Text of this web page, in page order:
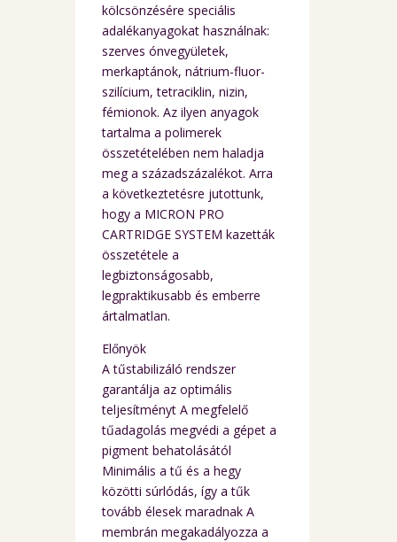
kölcsönzésére speciális
adalékanyagokat használnak:
szerves ónvegyületek,
merkaptánok, nátrium-fluor-
szilícium, tetraciklin, nizin,
fémionok. Az ilyen anyagok
tartalma a polimerek
összetételében nem haladja
meg a századszázalékot. Arra
a következtetésre jutottunk,
hogy a MICRON PRO
CARTRIDGE SYSTEM kazetták
összetétele a
legbiztonságosabb,
legpraktikusabb és emberre
ártalmatlan.
Előnyök
A tűstabilizáló rendszer
garantálja az optimális
teljesítményt A megfelelő
tűadagolás megvédi a gépet a
pigment behatolásától
Minimális a tű és a hegy
közötti súrlódás, így a tűk
tovább élesek maradnak A
membrán megakadályozza a